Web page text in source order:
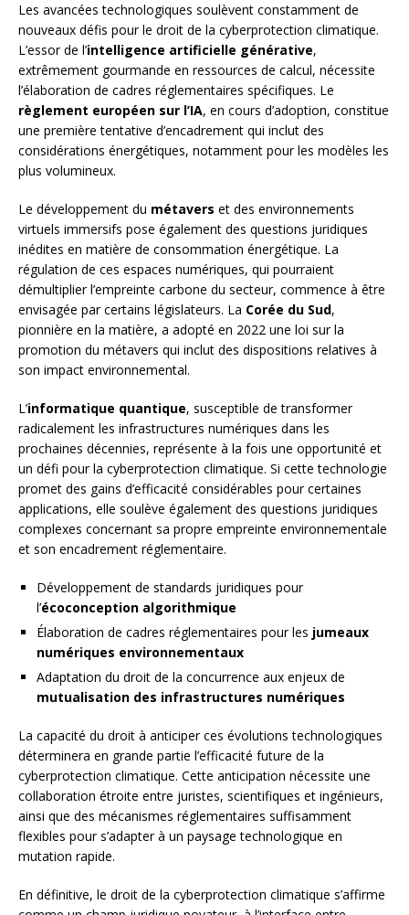
Les avancées technologiques soulèvent constamment de
nouveaux défis pour le droit de la cyberprotection climatique.
L’essor de l’intelligence artificielle générative,
extrêmement gourmande en ressources de calcul, nécessite
l’élaboration de cadres réglementaires spécifiques. Le
règlement européen sur l’IA, en cours d’adoption, constitue
une première tentative d’encadrement qui inclut des
considérations énergétiques, notamment pour les modèles les
plus volumineux.
Le développement du métavers et des environnements
virtuels immersifs pose également des questions juridiques
inédites en matière de consommation énergétique. La
régulation de ces espaces numériques, qui pourraient
démultiplier l’empreinte carbone du secteur, commence à être
envisagée par certains législateurs. La Corée du Sud,
pionnière en la matière, a adopté en 2022 une loi sur la
promotion du métavers qui inclut des dispositions relatives à
son impact environnemental.
L’informatique quantique, susceptible de transformer
radicalement les infrastructures numériques dans les
prochaines décennies, représente à la fois une opportunité et
un défi pour la cyberprotection climatique. Si cette technologie
promet des gains d’efficacité considérables pour certaines
applications, elle soulève également des questions juridiques
complexes concernant sa propre empreinte environnementale
et son encadrement réglementaire.
Développement de standards juridiques pour
l’écoconception algorithmique
Élaboration de cadres réglementaires pour les jumeaux
numériques environnementaux
Adaptation du droit de la concurrence aux enjeux de
mutualisation des infrastructures numériques
La capacité du droit à anticiper ces évolutions technologiques
déterminera en grande partie l’efficacité future de la
cyberprotection climatique. Cette anticipation nécessite une
collaboration étroite entre juristes, scientifiques et ingénieurs,
ainsi que des mécanismes réglementaires suffisamment
flexibles pour s’adapter à un paysage technologique en
mutation rapide.
En définitive, le droit de la cyberprotection climatique s’affirme